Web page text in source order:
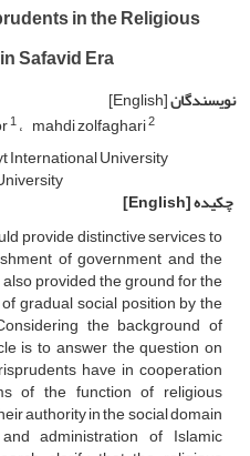
in the Religious
Safavid Era
نویسندگان[English]
1 mahdi zolfaghari2
International University
چکیده[English]
provide distinctive services to
of government and the
provided the ground for the
gradual social position by the
the background of
is to answer the question on
have in cooperation
of the function of religious
authority in the social domain
administration of Islamic